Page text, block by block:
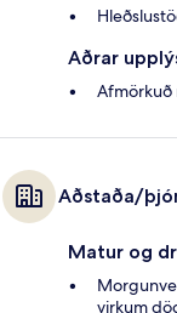
Aðrar
Aðstaða/
Matur og
virkum